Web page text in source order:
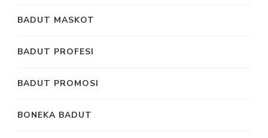
BADUT MASKOT
BADUT PROFESI
BADUT PROMOSI
BONEKA BADUT